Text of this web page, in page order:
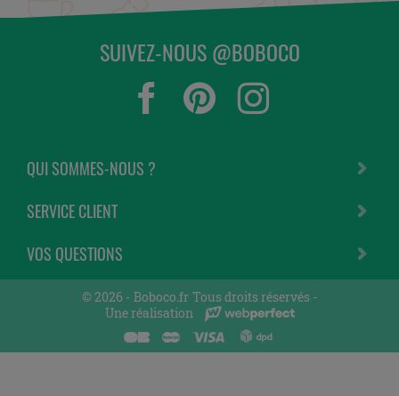
QUI SOMMES-NOUS ?
SERVICE CLIENT
VOS QUESTIONS
SUIVEZ-NOUS @BOBOCO
© 2026 - Boboco.fr Tous droits réservés -
Une réalisation